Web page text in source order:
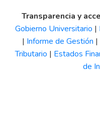
Transparencia y
Gobierno Universitario |
| Informe de Gestión |
Tributario | Estados
de